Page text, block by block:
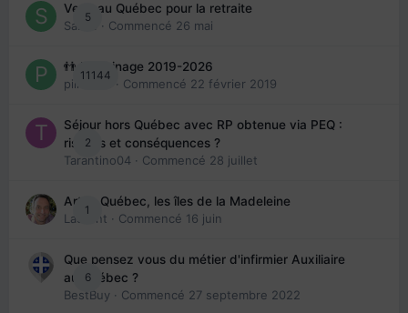
5
Venir au Québec pour la retraite
Sab74
· Commencé 26 mai
11144
👬 Parrainage 2019-2026
piinoush · Commencé 22 février 2019
2
Séjour hors Québec avec RP obtenue via PEQ :
risques et conséquences ?
Tarantino04 · Commencé 28 juillet
1
Arte : Québec, les îles de la Madeleine
Laurent · Commencé 16 juin
6
Que pensez vous du métier d'infirmier Auxiliaire
au Québec ?
BestBuy · Commencé 27 septembre 2022